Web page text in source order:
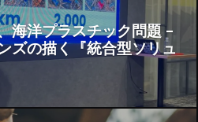
海洋プラスチック問題 –
ズの描く『統合型ソリュ